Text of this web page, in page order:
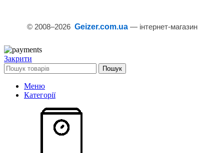
© 2008–2026 Geizer.com.ua— інтернет-магазин
Закрити
Пошук
Меню
Категорії